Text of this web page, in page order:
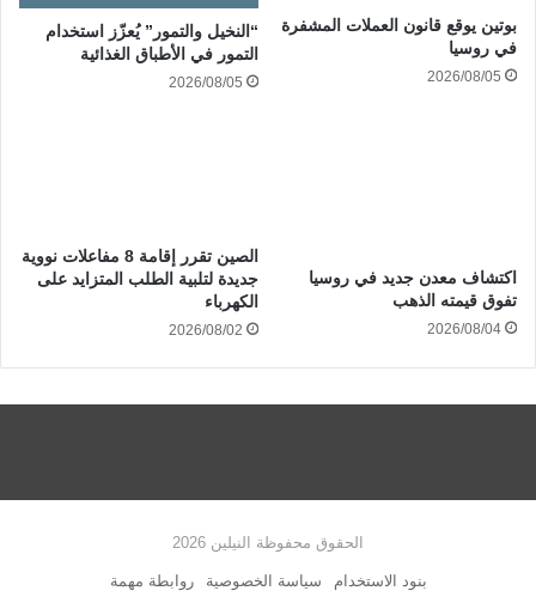
بوتين يوقع قانون العملات المشفرة
في روسيا
2026/08/05
“النخيل والتمور” يُعزّز استخدام
التمور في الأطباق الغذائية
2026/08/05
اكتشاف معدن جديد في روسيا
تفوق قيمته الذهب
2026/08/04
الصين تقرر إقامة 8 مفاعلات نووية
جديدة لتلبية الطلب المتزايد على
الكهرباء
2026/08/02
الحقوق محفوظة النيلين 2026
بنود الاستخدام سياسة الخصوصية روابطة مهمة